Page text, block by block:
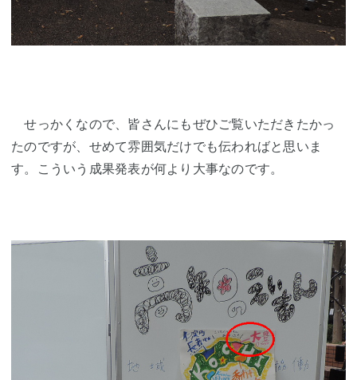
せっかくなので、皆さんにもぜひご覧いただきたかっ
たのですが、せめて雰囲気だけでも伝わればと思いま
す。こういう成果発表が何より大事なのです。